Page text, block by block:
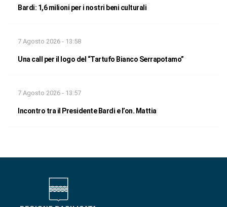
Bardi: 1,6 milioni per i nostri beni culturali
7 Agosto 2026 - 13:58
Una call per il logo del “Tartufo Bianco Serrapotamo”
7 Agosto 2026 - 13:57
Incontro tra il Presidente Bardi e l’on. Mattia